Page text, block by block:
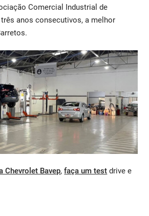
Comercial Industrial de
anos consecutivos, a melhor
Chevrolet Bavep,faça um test drive e